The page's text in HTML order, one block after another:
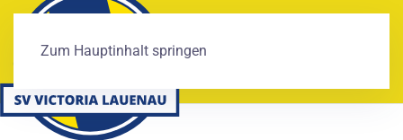
Zum Hauptinhalt springen